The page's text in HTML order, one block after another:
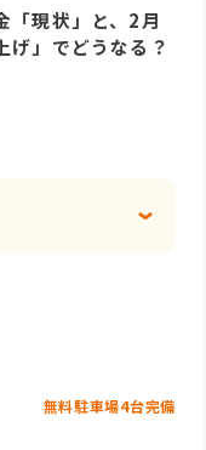
「現状」と、2月
げ」でどうなる？
無料駐車場4台完備